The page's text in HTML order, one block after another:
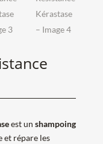
est un shampoing
répare les